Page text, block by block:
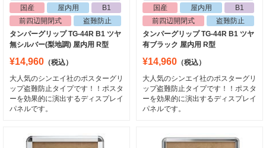
代引不可
国産
屋内用
B1
ポスターグリップ PG-44R B1 化研クロ
¥12,650（税込）
代引不可
受注生産
屋外用 B1
前四辺開閉式
アケパネ 30mm ADB1-S・C B1 シルバ
¥13,640（税込）
国産
屋内用
B1
前四辺開閉式
盗難防止
タンパーグリップ TG-44R B1 ツヤ
無シルバー(梨地調) 屋内用 R型
¥14,960 （税込）
大人気のシンエイ社のポスターグリ
ップ盗難防止タイプです！！ポスタ
ーを効果的に演出するディスプレイ
パネルです。
国産
屋内用
B1
前四辺開閉式
盗難防止
タンパーグリップ TG-44R B1 ツヤ
有ブラック 屋内用 R型
¥14,960 （税込）
大人気のシンエイ社のポスターグリ
ップ盗難防止タイプです！！ポスタ
ーを効果的に演出するディスプレイ
パネルです。